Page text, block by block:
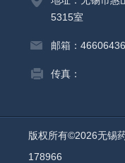
5315室
邮箱：
传真：
版权所有©2026无锡
178966